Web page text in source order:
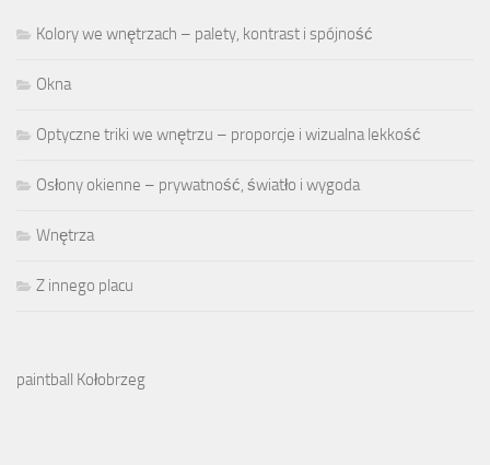
Kolory we wnętrzach – palety, kontrast i spójność
Okna
Optyczne triki we wnętrzu – proporcje i wizualna lekkość
Osłony okienne – prywatność, światło i wygoda
Wnętrza
Z innego placu
paintball Kołobrzeg